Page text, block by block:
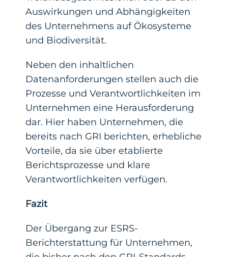
Auswirkungen und Abhängigkeiten
des Unternehmens auf Ökosysteme
und Biodiversität.
Neben den inhaltlichen
Datenanforderungen stellen auch die
Prozesse und Verantwortlichkeiten im
Unternehmen eine Herausforderung
dar. Hier haben Unternehmen, die
bereits nach GRI berichten, erhebliche
Vorteile, da sie über etablierte
Berichtsprozesse und klare
Verantwortlichkeiten verfügen.
Fazit
Der Übergang zur ESRS-
Berichterstattung für Unternehmen,